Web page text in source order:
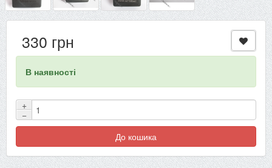
330 грн
В наявності
+
−
До кошика